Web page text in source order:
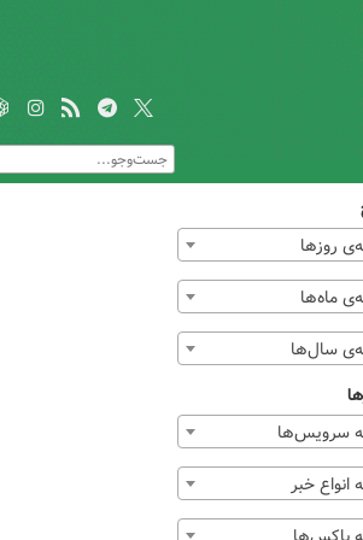
روزها
ماه‌ها
سال‌ها
سرویس‌ها
انواع خبر